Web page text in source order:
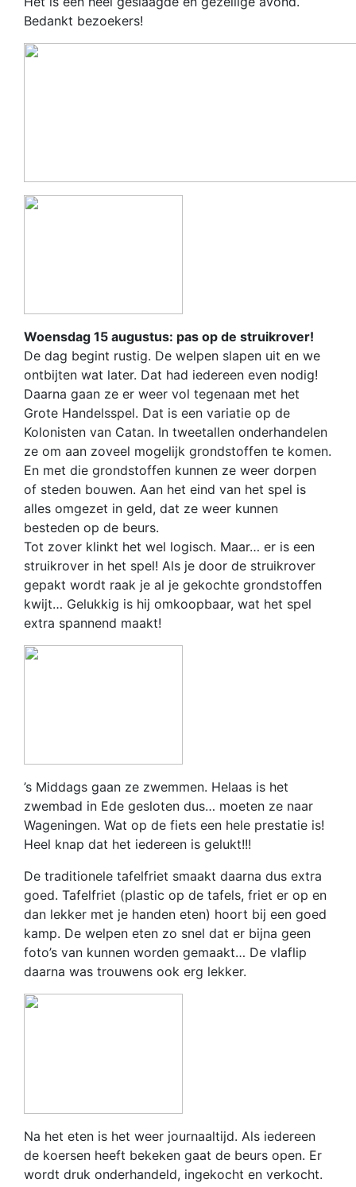
Bedankt bezoekers!
Woensdag 15 augustus: pas op de struikrover!
De dag begint rustig. De welpen slapen uit en we
ontbijten wat later. Dat had iedereen even nodig!
Daarna gaan ze er weer vol tegenaan met het
Grote Handelsspel. Dat is een variatie op de
Kolonisten van Catan. In tweetallen onderhandelen
ze om aan zoveel mogelijk grondstoffen te komen.
En met die grondstoffen kunnen ze weer dorpen
of steden bouwen. Aan het eind van het spel is
alles omgezet in geld, dat ze weer kunnen
besteden op de beurs.
Tot zover klinkt het wel logisch. Maar… er is een
struikrover in het spel! Als je door de struikrover
gepakt wordt raak je al je gekochte grondstoffen
kwijt… Gelukkig is hij omkoopbaar, wat het spel
extra spannend maakt!
’s Middags gaan ze zwemmen. Helaas is het
zwembad in Ede gesloten dus… moeten ze naar
Wageningen. Wat op de fiets een hele prestatie is!
Heel knap dat het iedereen is gelukt!!!
De traditionele tafelfriet smaakt daarna dus extra
goed. Tafelfriet (plastic op de tafels, friet er op en
dan lekker met je handen eten) hoort bij een goed
kamp. De welpen eten zo snel dat er bijna geen
foto’s van kunnen worden gemaakt… De vlaflip
daarna was trouwens ook erg lekker.
Na het eten is het weer journaaltijd. Als iedereen
de koersen heeft bekeken gaat de beurs open. Er
wordt druk onderhandeld, ingekocht en verkocht.